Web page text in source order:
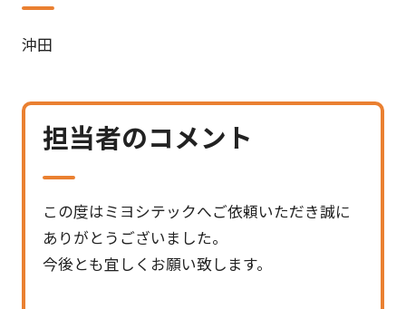
沖田
担当者のコメント
この度はミヨシテックへご依頼いただき誠に
ありがとうございました。
今後とも宜しくお願い致します。